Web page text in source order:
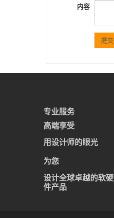
内容
专业服务
高端享受
用设计师的眼光
为您
设计全球卓越的软硬
件产品